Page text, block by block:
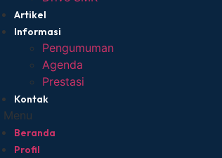
Artikel
Informasi
Pengumuman
Agenda
Prestasi
Kontak
Menu
Beranda
Profil